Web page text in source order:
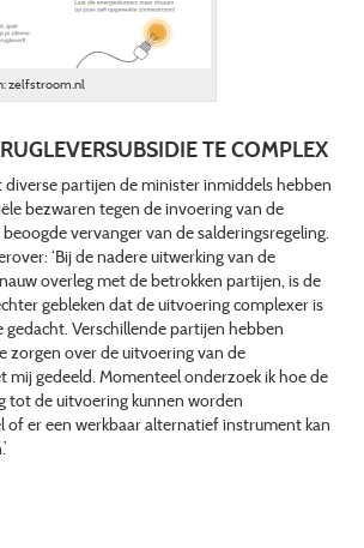
zelfstroom.nl
TE COMPLEX
partijen de minister inmiddels hebben
bezwaren tegen de invoering van de
vervanger van de salderingsregeling.
‘Bij de nadere uitwerking van de
overleg met de betrokken partijen, is de
gebleken dat de uitvoering complexer is
Verschillende partijen hebben
zorgen over de uitvoering van de
mij gedeeld. Momenteel onderzoek ik hoe de
tot de uitvoering kunnen worden
of er een werkbaar alternatief instrument kan